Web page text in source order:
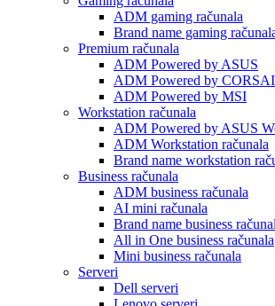
ADM gaming računala
Brand name gaming
Premium računala
ADM Powered by ASUS
ADM Powered by
ADM Powered by MSI
Workstation računala
ADM Powered by ASUS
ADM Workstation računala
Brand name workstation
Business računala
ADM business računala
AI mini računala
Brand name business
All in One business računala
Mini business računala
Serveri
Dell serveri